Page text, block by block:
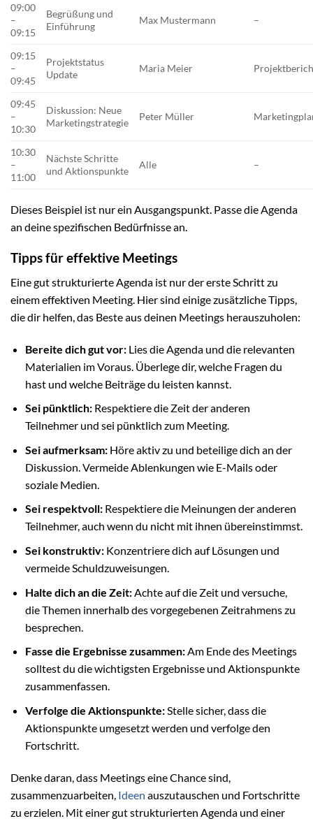
09:00
–
09:15
Begrüßung und
Einführung
Max Mustermann –
09:15
–
09:45
Projektstatus
Update
Maria Meier
09:45
–
10:30
Diskussion: Neue
Marketingstrategie
Peter Müller
10:30
–
11:00
Nächste Schritte
und Aktionspunkte
Alle –
Dieses Beispiel ist nur ein Ausgangspunkt. Passe die Agenda
an deine spezifischen Bedürfnisse an.
Tipps für effektive Meetings
Eine gut strukturierte Agenda ist nur der erste Schritt zu
einem effektiven Meeting. Hier sind einige zusätzliche Tipps,
die dir helfen, das Beste aus deinen Meetings herauszuholen:
Bereite dich gut vor:Lies die Agenda und die relevanten
Materialien im Voraus. Überlege dir, welche Fragen du
hast und welche Beiträge du leisten kannst.
Sei pünktlich:Respektiere die Zeit der anderen
Teilnehmer und sei pünktlich zum Meeting.
Sei aufmerksam:Höre aktiv zu und beteilige dich an der
Diskussion. Vermeide Ablenkungen wie E-Mails oder
soziale Medien.
Sei respektvoll:Respektiere die Meinungen der anderen
Teilnehmer, auch wenn du nicht mit ihnen übereinstimmst.
Sei konstruktiv:Konzentriere dich auf Lösungen und
vermeide Schuldzuweisungen.
Halte dich an die Zeit:Achte auf die Zeit und versuche,
die Themen innerhalb des vorgegebenen Zeitrahmens zu
besprechen.
Fasse die Ergebnisse zusammen:Am Ende des Meetings
solltest du die wichtigsten Ergebnisse und Aktionspunkte
zusammenfassen.
Verfolge die Aktionspunkte:Stelle sicher, dass die
Aktionspunkte umgesetzt werden und verfolge den
Fortschritt.
Denke daran, dass Meetings eine Chance sind,
zusammenzuarbeiten, Ideen auszutauschen und Fortschritte
zu erzielen. Mit einer gut strukturierten Agenda und einer